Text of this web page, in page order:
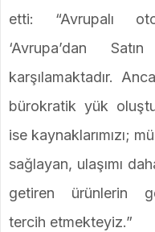
etti: “Avrupalı
‘Avrupa’dan
karşılamaktadır.
bürokratik yük
ise kaynaklarımızı;
sağlayan, ulaşımı
getiren ürünlerin
tercih etmekteyiz.”